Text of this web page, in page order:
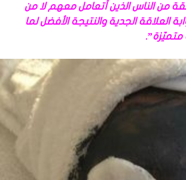
من الناس الذين أتعامل معهم لا من
العلاقة الجدية والنتيجة الأفضل لما
متميّزة”.